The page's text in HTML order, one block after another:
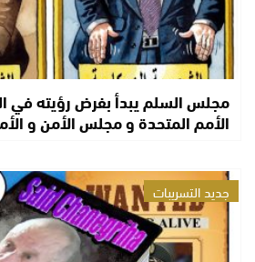
مجلس السلم يبدأ بفرض رؤيته في
الأمم المتحدة و مجلس الأمن و
جديد التسريبات